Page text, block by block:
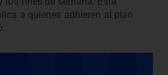
a quienes adhieren al plan